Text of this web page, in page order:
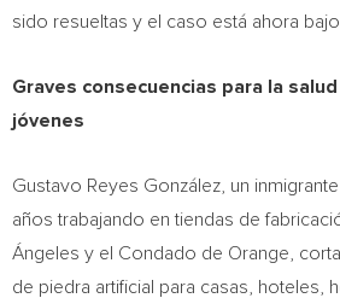
sido resueltas y el caso está ahora bajo
Graves consecuencias para la
jóvenes
Gustavo Reyes González, un
años trabajando en tiendas de
Ángeles y el Condado de Orange ,
de piedra artificial para casas, hoteles,